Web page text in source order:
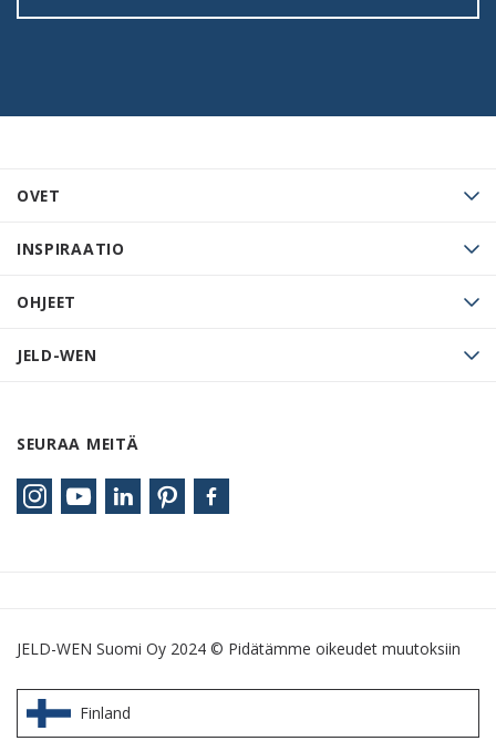
OVET
INSPIRAATIO
OHJEET
JELD-WEN
SEURAA MEITÄ
JELD-WEN Suomi Oy 2024 © Pidätämme oikeudet muutoksiin
Finland